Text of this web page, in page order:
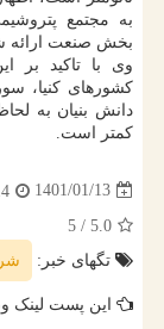
به مجتمع
بخش صنعت ارائه
وی با تاکید بر
کشورهای کنیا،
دانش بنیان به
کمتر است.
1401/01/13
5.0
/ 5
تگهای خبر:
این پست لینک